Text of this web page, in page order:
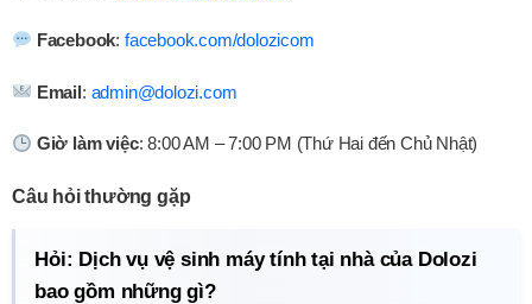
Facebook: facebook.com/dolozicom
Email: admin@dolozi.com
Giờ làm việc: 8:00 AM – 7:00 PM (Thứ Hai đến Chủ Nhật)
Câu hỏi thường gặp
Hỏi: Dịch vụ vệ sinh máy tính tại nhà của Dolozi
bao gồm những gì?